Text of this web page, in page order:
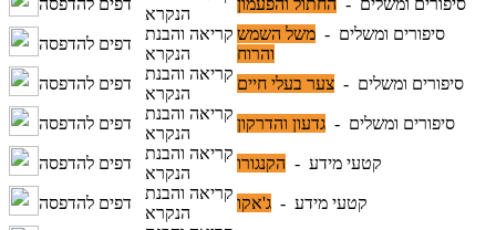
דפים להדפסה
הנקרא
סיפורים ומשלים - החתול והפעמון
דפים להדפסה
קריאה והבנת
הנקרא
סיפורים ומשלים - משל השמש
והרוח
דפים להדפסה
קריאה והבנת
הנקרא
סיפורים ומשלים - צער בעלי חיים
דפים להדפסה
קריאה והבנת
הנקרא
סיפורים ומשלים - גדעון והדרקון
דפים להדפסה
קריאה והבנת
הנקרא
קטעי מידע - הקנגורו
דפים להדפסה
קריאה והבנת
הנקרא
קטעי מידע - ג'אקו